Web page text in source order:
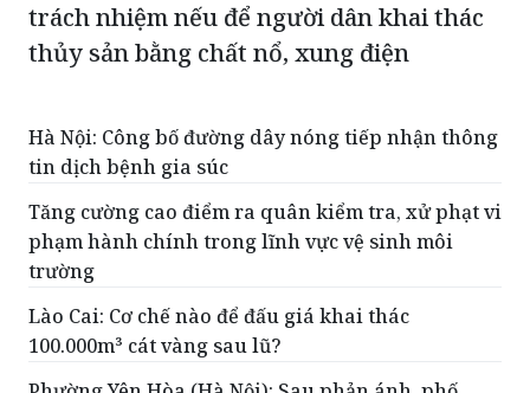
trách nhiệm nếu để người dân khai thác
thủy sản bằng chất nổ, xung điện
Hà Nội: Công bố đường dây nóng tiếp nhận thông
tin dịch bệnh gia súc
Tăng cường cao điểm ra quân kiểm tra, xử phạt vi
phạm hành chính trong lĩnh vực vệ sinh môi
trường
Lào Cai: Cơ chế nào để đấu giá khai thác
100.000m³ cát vàng sau lũ?